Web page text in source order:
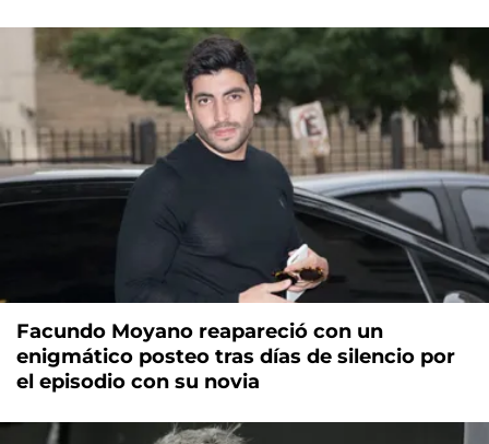
Facundo Moyano reapareció con un
enigmático posteo tras días de silencio por
el episodio con su novia